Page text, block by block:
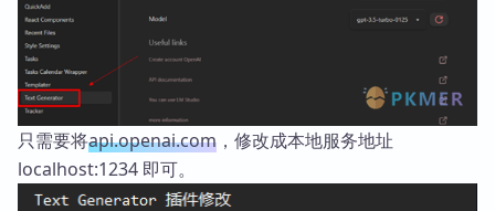
只需要将api.openai.com ，修改成本地服务地址
localhost:1234 即可。